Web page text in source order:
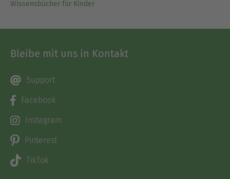
Wissensbücher für Kinder
Bleibe mit uns in Kontakt
Support
Facebook
Instagram
Pinterest
TikTok